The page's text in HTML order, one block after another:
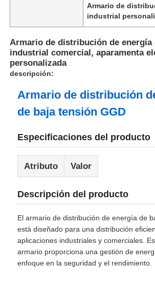
Armario de
industrial
Armario de distribución de energía
industrial comercial, aparamenta
personalizada
descripción:
Armario de distribución
de baja tensión GGD
Especificaciones del producto
Atributo Valor
Descripción del producto
El armario de distribución de energía de
está diseñado para una distribución
aplicaciones industriales y comerciales.
armario proporciona una gestión de
enfoque en la seguridad y el rendimiento.